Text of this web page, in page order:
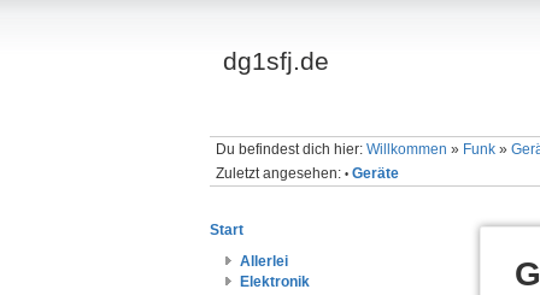
dg1sfj.de
Du befindest dich hier: Willkommen » Funk»
Zuletzt angesehen: • Geräte
Start
Allerlei
Elektronik